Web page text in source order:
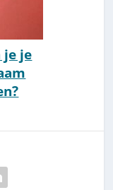
je je